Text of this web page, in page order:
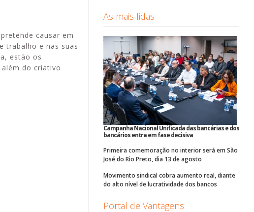
causar em
trabalho e nas suas
estão os
do criativo
As mais lidas
Campanha Nacional Unificada das bancárias e dos
bancários entra em fase decisiva
Primeira comemoração no interior será em São
José do Rio Preto, dia 13 de agosto
Movimento sindical cobra aumento real, diante
do alto nível de lucratividade dos bancos
Portal de Vantagens